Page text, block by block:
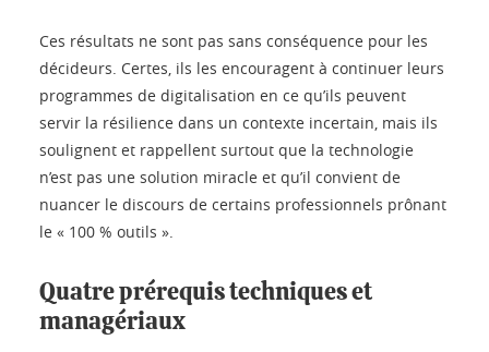
Ces résultats ne sont pas sans conséquence pour les
décideurs. Certes, ils les encouragent à continuer leurs
programmes de digitalisation en ce qu’ils peuvent
servir la résilience dans un contexte incertain, mais ils
soulignent et rappellent surtout que la technologie
n’est pas une solution miracle et qu’il convient de
nuancer le discours de certains professionnels prônant
le « 100 % outils ».
Quatre prérequis techniques et
managériaux